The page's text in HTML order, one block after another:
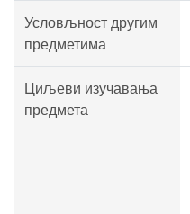
Условљност другим
предметима
Циљеви изучавања
предмета